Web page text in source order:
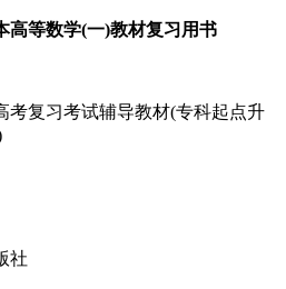
高等数学(一)教材复习用书
复习考试辅导教材(专科起点升
社